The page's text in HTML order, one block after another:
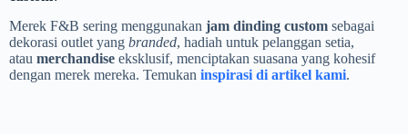
Merek F&B sering menggunakan jam dinding custom sebagai
dekorasi outlet yang branded, hadiah untuk pelanggan setia,
atau merchandise eksklusif, menciptakan suasana yang kohesif
dengan merek mereka. Temukan inspirasi di artikel kami.